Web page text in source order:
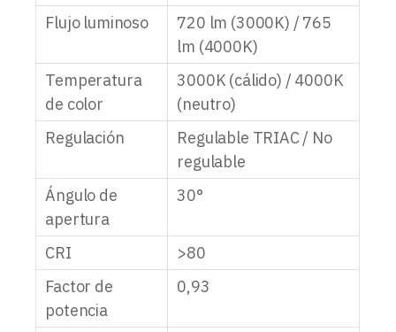
Flujo luminoso
720 lm (3000K) / 765
lm (4000K)
Temperatura
de color
3000K (cálido) / 4000K
(neutro)
Regulación
Regulable TRIAC / No
regulable
Ángulo de
apertura
30°
CRI
>80
Factor de
potencia
0,93